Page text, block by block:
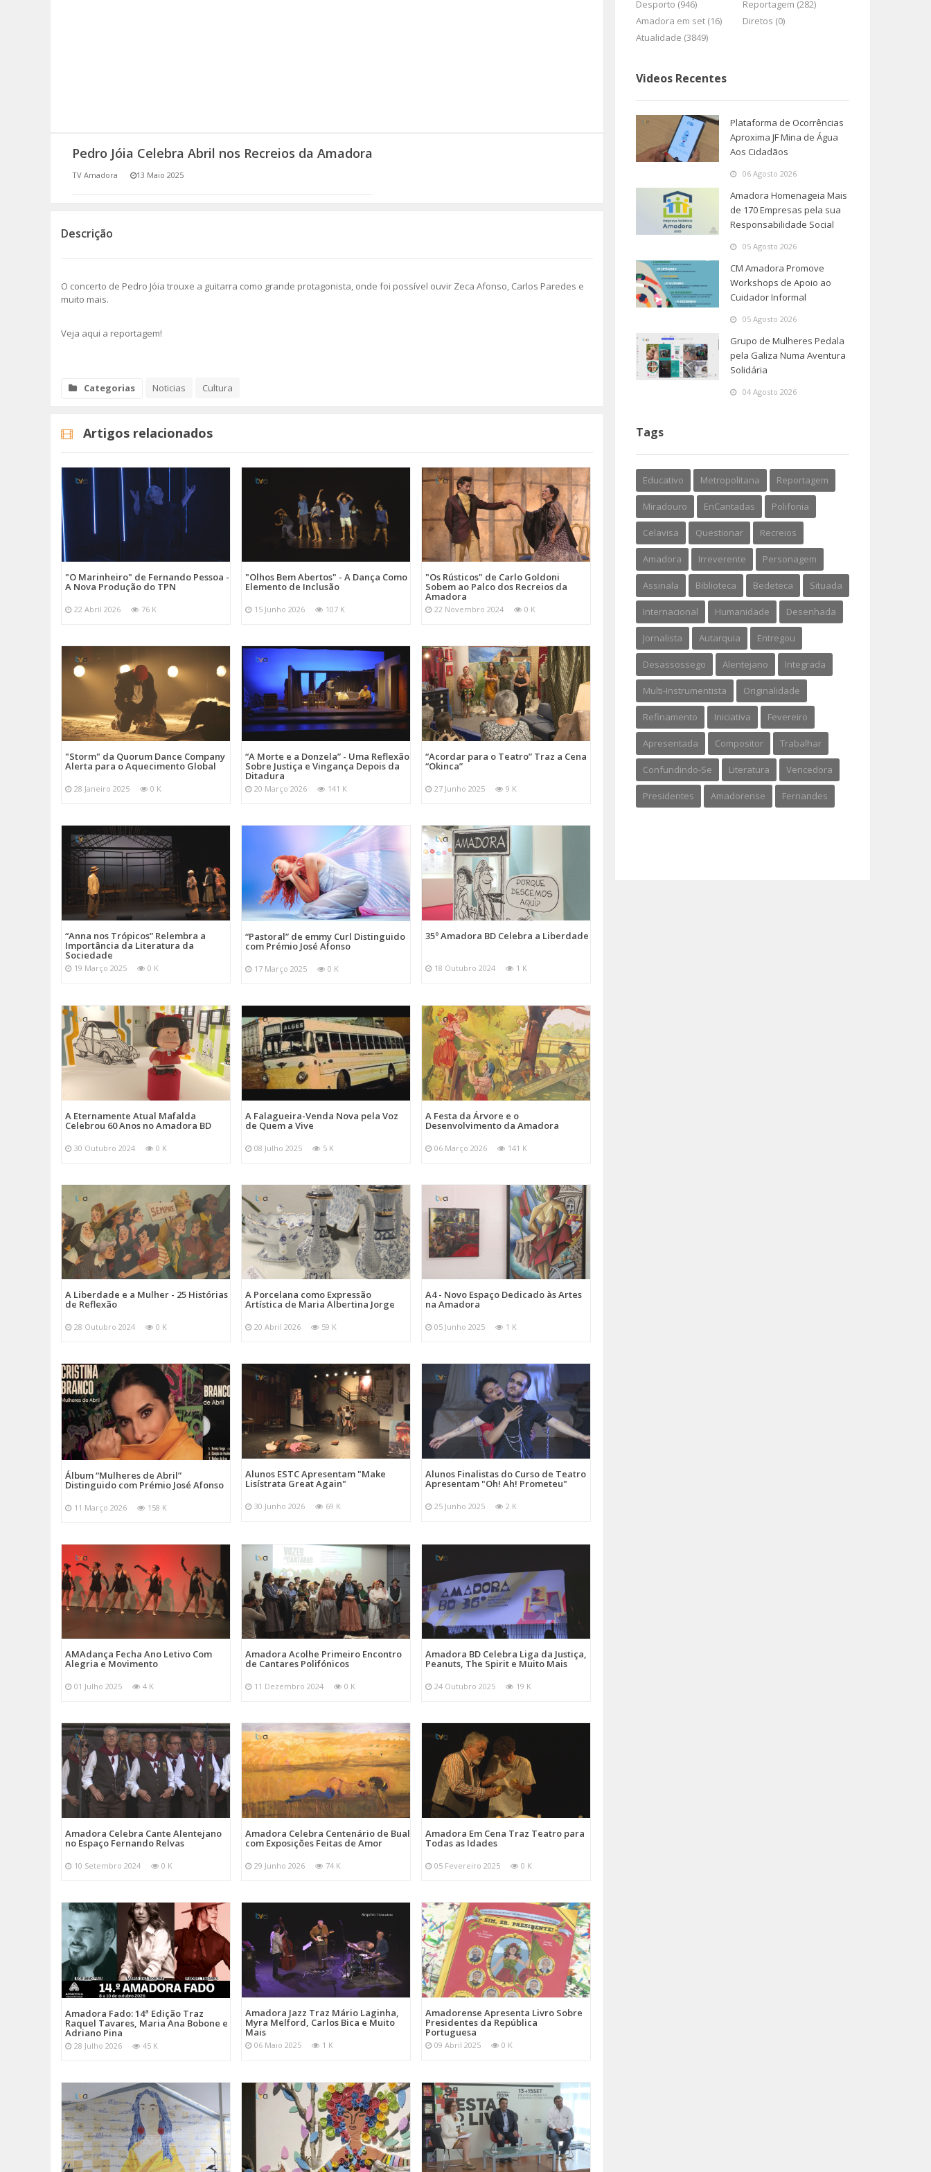
(RE) PENSAMENTOS
Pedro Jóia Celebra Abril nos Recreios da Amadora
TV Amadora 13 Maio 2025
Descrição
O concerto de Pedro Jóia trouxe a guitarra como grande protagonista, onde foi possível ouvir Zeca Afonso, Carlos Paredes e
muito mais.
Veja aqui a reportagem!
Categorias Noticias Cultura
Artigos relacionados
"O Marinheiro" de Fernando Pessoa -
A Nova Produção do TPN
22 Abril 2026 76 K
"Olhos Bem Abertos" - A Dança Como
Elemento de Inclusão
15 Junho 2026 107 K
"Os Rústicos" de Carlo Goldoni
Sobem ao Palco dos Recreios da
Amadora
22 Novembro 2024 0 K
"Storm" da Quorum Dance Company
Alerta para o Aquecimento Global
28 Janeiro 2025 0 K
“A Morte e a Donzela” - Uma Reflexão
Sobre Justiça e Vingança Depois da
Ditadura
20 Março 2026 141 K
“Acordar para o Teatro” Traz a Cena
“Okinca”
27 Junho 2025 9 K
“Anna nos Trópicos” Relembra a
Importância da Literatura da
Sociedade
19 Março 2025 0 K
“Pastoral” de emmy Curl Distinguido
com Prémio José Afonso
17 Março 2025 0 K
35º Amadora BD Celebra a Liberdade
18 Outubro 2024 1 K
A Eternamente Atual Mafalda
Celebrou 60 Anos no Amadora BD
30 Outubro 2024 0 K
A Falagueira-Venda Nova pela Voz
de Quem a Vive
08 Julho 2025 5 K
A Festa da Árvore e o
Desenvolvimento da Amadora
06 Março 2026 141 K
A Liberdade e a Mulher - 25 Histórias
de Reflexão
28 Outubro 2024 0 K
A Porcelana como Expressão
Artística de Maria Albertina Jorge
20 Abril 2026 59 K
A4 - Novo Espaço Dedicado às Artes
na Amadora
05 Junho 2025 1 K
Álbum “Mulheres de Abril”
Distinguido com Prémio José Afonso
11 Março 2026 158 K
Alunos ESTC Apresentam "Make
Lisístrata Great Again"
30 Junho 2026 69 K
Alunos Finalistas do Curso de Teatro
Apresentam "Oh! Ah! Prometeu"
25 Junho 2025 2 K
AMAdança Fecha Ano Letivo Com
Alegria e Movimento
01 Julho 2025 4 K
Amadora Acolhe Primeiro Encontro
de Cantares Polifónicos
11 Dezembro 2024 0 K
Amadora BD Celebra Liga da Justiça,
Peanuts, The Spirit e Muito Mais
24 Outubro 2025 19 K
Amadora Celebra Cante Alentejano
no Espaço Fernando Relvas
10 Setembro 2024 0 K
Amadora Celebra Centenário de Bual
com Exposições Feitas de Amor
29 Junho 2026 74 K
Amadora Em Cena Traz Teatro para
Todas as Idades
05 Fevereiro 2025 0 K
Amadora Fado: 14ª Edição Traz
Raquel Tavares, Maria Ana Bobone e
Adriano Pina
28 Julho 2026 45 K
Amadora Jazz Traz Mário Laginha,
Myra Melford, Carlos Bica e Muito
Mais
06 Maio 2025 1 K
Amadorense Apresenta Livro Sobre
Presidentes da República
Portuguesa
09 Abril 2025 0 K
Desporto (946)
Reportagem (282)
Amadora em set (16)
Diretos (0)
Atualidade (3849)
Videos Recentes
Plataforma de Ocorrências
Aproxima JF Mina de Água
Aos Cidadãos
06 Agosto 2026
Amadora Homenageia Mais
de 170 Empresas pela sua
Responsabilidade Social
05 Agosto 2026
CM Amadora Promove
Workshops de Apoio ao
Cuidador Informal
05 Agosto 2026
Grupo de Mulheres Pedala
pela Galiza Numa Aventura
Solidária
04 Agosto 2026
Tags
Educativo Metropolitana Reportagem
Miradouro EnCantadas Polifonia
Celavisa Questionar Recreios
Amadora Irreverente Personagem
Assinala Biblioteca Bedeteca Situada
Internacional Humanidade Desenhada
Jornalista Autarquia Entregou
Desassossego Alentejano Integrada
Multi-Instrumentista Originalidade
Refinamento Iniciativa Fevereiro
Apresentada Compositor Trabalhar
Confundindo-Se Literatura Vencedora
Presidentes Amadorense Fernandes